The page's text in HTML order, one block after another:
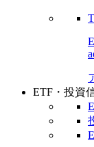
ETF・投資